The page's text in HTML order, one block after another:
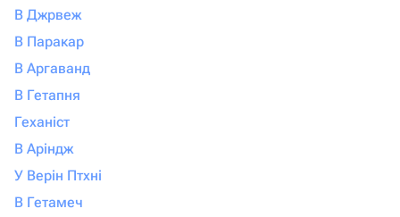
В Джрвеж
В Паракар
В Аргаванд
В Гетапня
Геханіст
В Аріндж
У Верін Птхні
В Гетамеч